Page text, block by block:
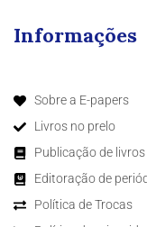
Informações
Sobre a E-papers
Livros no prelo
Publicação de livros
Editoração de
Política de Trocas